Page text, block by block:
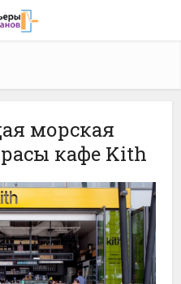
морская
кафе Kith